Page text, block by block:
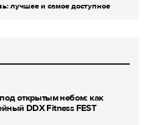
лучшее и самое доступное
открытым небом: как
DDX Fitness FEST